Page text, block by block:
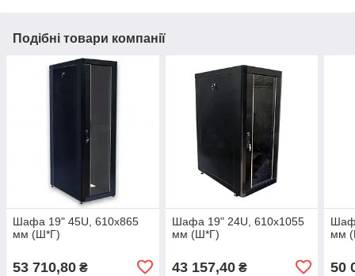
Подібні товари компанії
Шафа 19" 45U, 610х865
мм (Ш*Г)
53 710,80 ₴
Шафа 19" 24U, 610х1055
мм (Ш*Г)
43 157,40₴
мм
50